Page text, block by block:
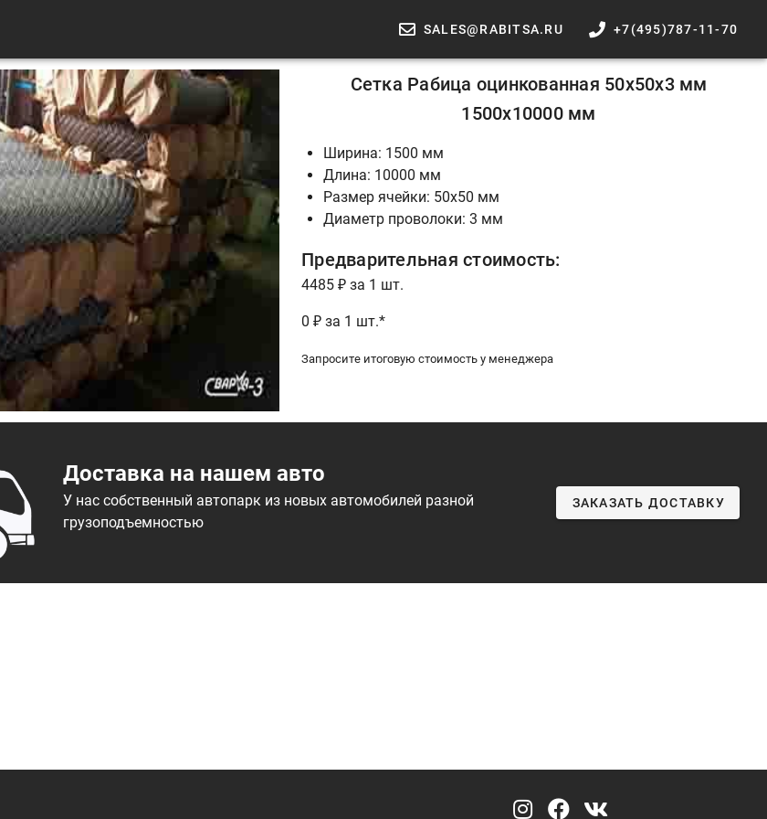
SALES@RABITSA.RU +7(495)787-11-70
Сетка Рабица оцинкованная 50x50x3 мм
1500x10000 мм
Ширина: 1500 мм
Длина: 10000 мм
Размер ячейки: 50х50 мм
Диаметр проволоки: 3 мм
Предварительная стоимость:
4485 ₽ за 1 шт.
0 ₽ за 1 шт.*
Запросите итоговую стоимость у менеджера
Доставка на нашем авто
У нас собственный автопарк из новых автомобилей разной
грузоподъемностью
ЗАКАЗАТЬ ДОСТАВКУ